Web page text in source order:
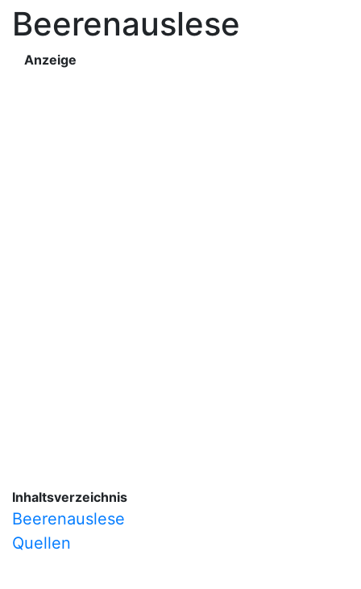
Beerenauslese
Anzeige
Inhaltsverzeichnis
Beerenauslese
Quellen